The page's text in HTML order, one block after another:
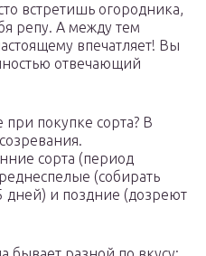
встретишь огородника,
репу. А между тем
впечатляет! Вы
отвечающий
покупке сорта? В
сорта (период
(собирать
дней) и поздние (дозреют